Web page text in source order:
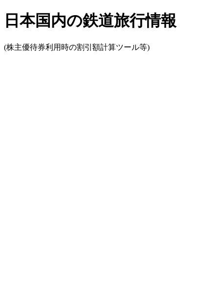
日本国内の鉄道旅行情報
(株主優待券利用時の割引額計算ツール等)